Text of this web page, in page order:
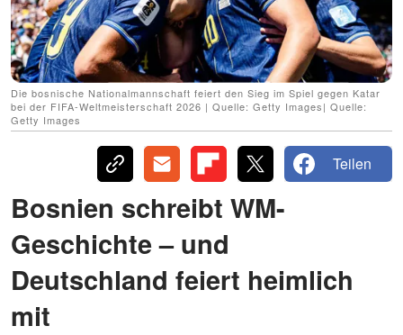
Die bosnische Nationalmannschaft feiert den Sieg im Spiel gegen Katar
bei der FIFA-Weltmeisterschaft 2026 | Quelle: Getty Images| Quelle:
Getty Images
Teilen
Bosnien schreibt WM-
Geschichte – und
Deutschland feiert heimlich
mit